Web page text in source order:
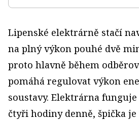
Lipenské elektrárně stačí
na plný výkon pouhé dvě
proto hlavně během
pomáhá regulovat výkon
soustavy. Elektrárna
čtyři hodiny denně, špička